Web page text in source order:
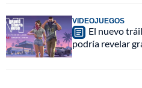
VIDEOJUEGOS
El nuevo
podría revelar